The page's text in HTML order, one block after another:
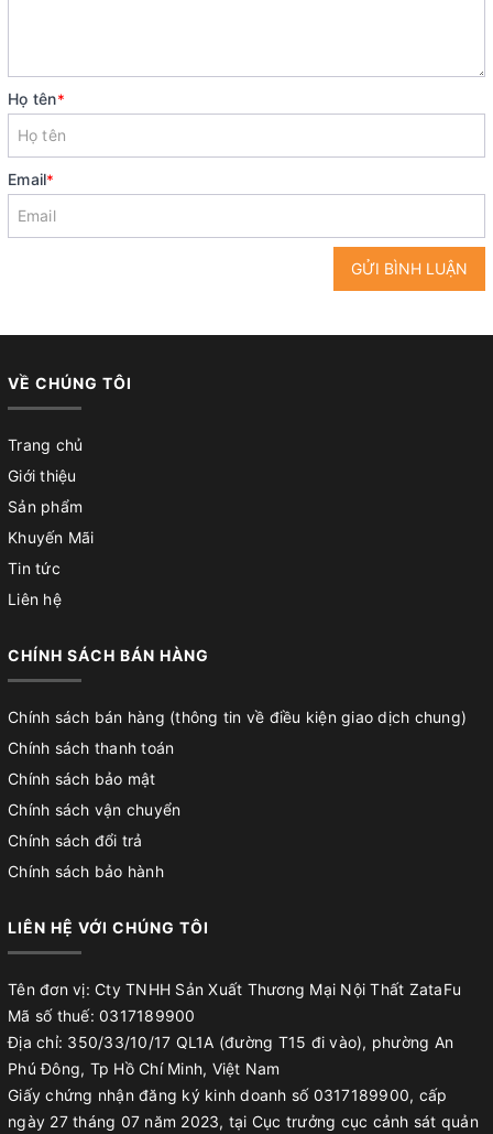
Họ tên*
Email*
GỬI BÌNH LUẬN
VỀ CHÚNG TÔI
Trang chủ
Giới thiệu
Sản phẩm
Khuyến Mãi
Tin tức
Liên hệ
CHÍNH SÁCH BÁN HÀNG
Chính sách bán hàng (thông tin về điều kiện giao dịch chung)
Chính sách thanh toán
Chính sách bảo mật
Chính sách vận chuyển
Chính sách đổi trả
Chính sách bảo hành
LIÊN HỆ VỚI CHÚNG TÔI
Tên đơn vị: Cty TNHH Sản Xuất Thương Mại Nội Thất ZataFu
Mã số thuế: 0317189900
Địa chỉ: 350/33/10/17 QL1A (đường T15 đi vào), phường An
Phú Đông, Tp Hồ Chí Minh, Việt Nam
Giấy chứng nhận đăng ký kinh doanh số 0317189900, cấp
ngày 27 tháng 07 năm 2023, tại Cục trưởng cục cảnh sát quản